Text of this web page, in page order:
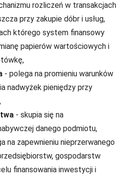
rozliczeń w transakcjach
przy zakupie dóbr i usług,
którego system finansowy
papierów wartościowych i
- polega na promieniu warunków
nadwyżek pieniędzy przy
- skupia się na
danego podmiotu,
na zapewnieniu nieprzerwanego
gospodarstw
finansowania inwestycji i